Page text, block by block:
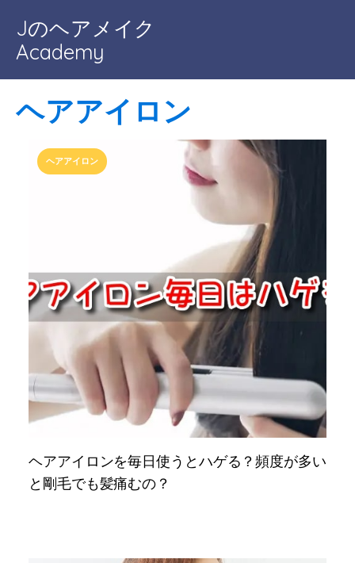
Jのヘアメイク
Academy
ヘアアイロン
ヘアアイロン
ヘアアイロンを毎日使うとハゲる？頻度が多い
と剛毛でも髪痛むの？